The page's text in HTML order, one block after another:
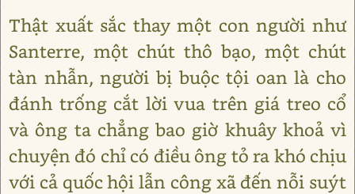
Thật xuất sắc thay một con người như
Santerre, một chút thô bạo, một chút
tàn nhẫn, người bị buộc tội oan là cho
đánh trống cắt lời vua trên giá treo cổ
và ông ta chẳng bao giờ khuây khoả vì
chuyện đó chỉ có điều ông tỏ ra khó chịu
với cả quốc hội lẫn công xã đến nỗi suýt